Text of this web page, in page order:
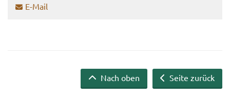
E-​Mail
Seite zurück
Nach oben